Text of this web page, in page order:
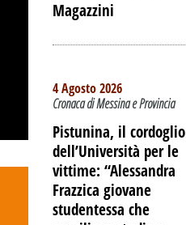
Magazzini
4 Agosto 2026
Cronaca di Messina e Provincia
Pistunina, il cordoglio
dell’Università per le
vittime: “Alessandra
Frazzica giovane
studentessa che